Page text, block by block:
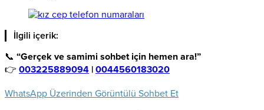
İlgili içerik:
📞 “Gerçek ve samimi sohbet için hemen ara!”
👉 003225889094 | 0044560183020
WhatsApp Üzerinden Görüntülü Sohbet Et